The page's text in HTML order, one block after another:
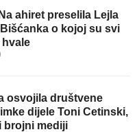
ahiret preselila Lejla
o kojoj su svi
hvale
osvojila društvene
dijele Toni Cetinski,
brojni mediji